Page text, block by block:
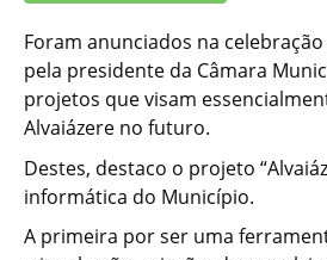
Foram anunciados na
pela presidente da Câmara
projetos que visam
Alvaiázere no futuro.
Destes, destaco o projeto
informática do Município.
A primeira por ser uma